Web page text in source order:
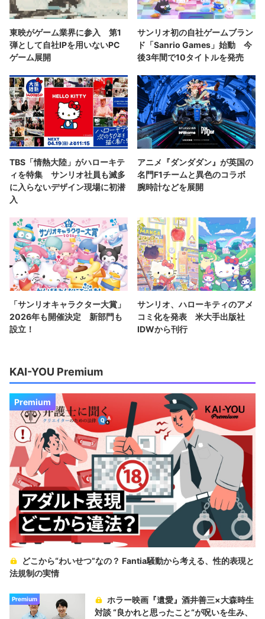
東映がゲーム業界に参入 第1
弾として自社IPを用いないPC
ゲーム展開
サンリオ初の自社ゲームブラン
ド「Sanrio Games」始動 今
後3年間で10タイトルを発売
TBS「情熱大陸」がハローキテ
ィを特集 サンリオ社員も滅多
に入らないデザイン現場に初潜
入
アニメ『ダンダダン』が英国の
名門F1チームと異色のコラボ
腕時計などを展開
「サンリオキャラクター大賞」
2026年も開催決定 新部門も
設立！
サンリオ、ハローキティのアメ
コミ化を発表 米大手出版社
IDWから刊行
KAI-YOU Premium
Premium
どこから“わいせつ”なの？ Fantia騒動から考える、性的表現と
法規制の実情
Premium
ホラー映画『遺愛』酒井善三×大森時生
対談 “良かれと思ったこと“が呪いを生み、